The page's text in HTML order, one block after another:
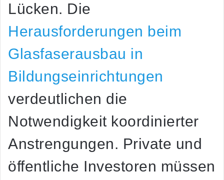
Lücken. Die
Herausforderungen beim
Glasfaserausbau in
Bildungseinrichtungen
verdeutlichen die
Notwendigkeit koordinierter
Anstrengungen. Private und
öffentliche Investoren müssen